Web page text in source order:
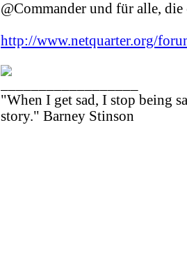
@Commander und für alle, die
http://www.netquarter.org/
"When I get sad, I stop being
story." Barney Stinson